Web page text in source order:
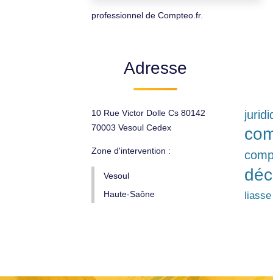
professionnel de Compteo.fr.
Adresse
10 Rue Victor Dolle Cs 80142
70003 Vesoul Cedex
Zone d'intervention :
Vesoul
Haute-Saône